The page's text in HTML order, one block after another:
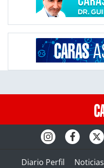
Diario Perfil Noticias